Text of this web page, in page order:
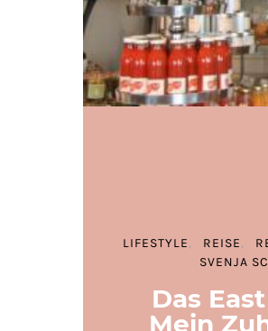
LIFESTYLE REISE
SVENJA
Das
Mein